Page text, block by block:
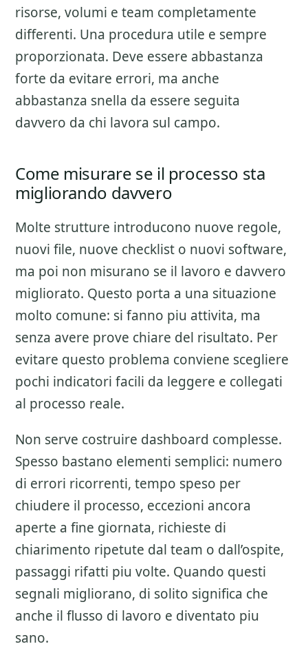
risorse, volumi e team completamente
differenti. Una procedura utile e sempre
proporzionata. Deve essere abbastanza
forte da evitare errori, ma anche
abbastanza snella da essere seguita
davvero da chi lavora sul campo.
Come misurare se il processo sta
migliorando davvero
Molte strutture introducono nuove regole,
nuovi file, nuove checklist o nuovi software,
ma poi non misurano se il lavoro e davvero
migliorato. Questo porta a una situazione
molto comune: si fanno piu attivita, ma
senza avere prove chiare del risultato. Per
evitare questo problema conviene scegliere
pochi indicatori facili da leggere e collegati
al processo reale.
Non serve costruire dashboard complesse.
Spesso bastano elementi semplici: numero
di errori ricorrenti, tempo speso per
chiudere il processo, eccezioni ancora
aperte a fine giornata, richieste di
chiarimento ripetute dal team o dall’ospite,
passaggi rifatti piu volte. Quando questi
segnali migliorano, di solito significa che
anche il flusso di lavoro e diventato piu
sano.